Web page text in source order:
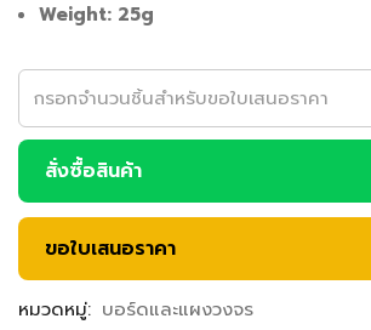
Weight: 25g
สั่งซื้อสินค้า
ขอใบเสนอราคา
หมวดหมู่: บอร์ดและแผงวงจร